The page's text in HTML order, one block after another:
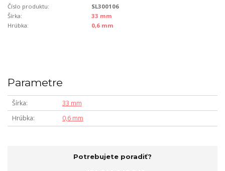
Číslo produktu:
SL300106
Šírka:
33 mm
Hrúbka:
0,6 mm
Parametre
Šírka
33 mm
Hrúbka
0,6 mm
Potrebujete poradiť?